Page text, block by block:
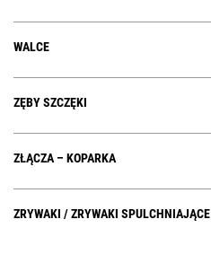
WALCE
ZĘBY SZCZĘKI
ZŁĄCZA – KOPARKA
ZRYWAKI / ZRYWAKI SPULCHNIAJĄCE